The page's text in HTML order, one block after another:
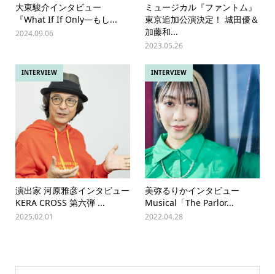
大東駿介インタビュー
『What If If Only―もし...
2024.09.06
ミュージカル『ファントム』
東京追加公演決定！ 城田優＆
加藤和...
2023.05.26
INTERVIEW
演出家 河原雅彦インタビュー
KERA CROSS 第六弾 ...
2025.02.01
INTERVIEW
美弥るりかインタビュー
Musical「The Parlor...
2022.04.28